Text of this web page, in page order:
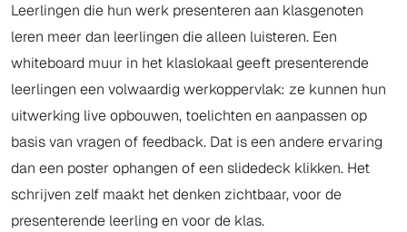
Leerlingen die hun werk presenteren aan klasgenoten
leren meer dan leerlingen die alleen luisteren. Een
whiteboard muur in het klaslokaal geeft presenterende
leerlingen een volwaardig werkoppervlak: ze kunnen hun
uitwerking live opbouwen, toelichten en aanpassen op
basis van vragen of feedback. Dat is een andere ervaring
dan een poster ophangen of een slidedeck klikken. Het
schrijven zelf maakt het denken zichtbaar, voor de
presenterende leerling en voor de klas.